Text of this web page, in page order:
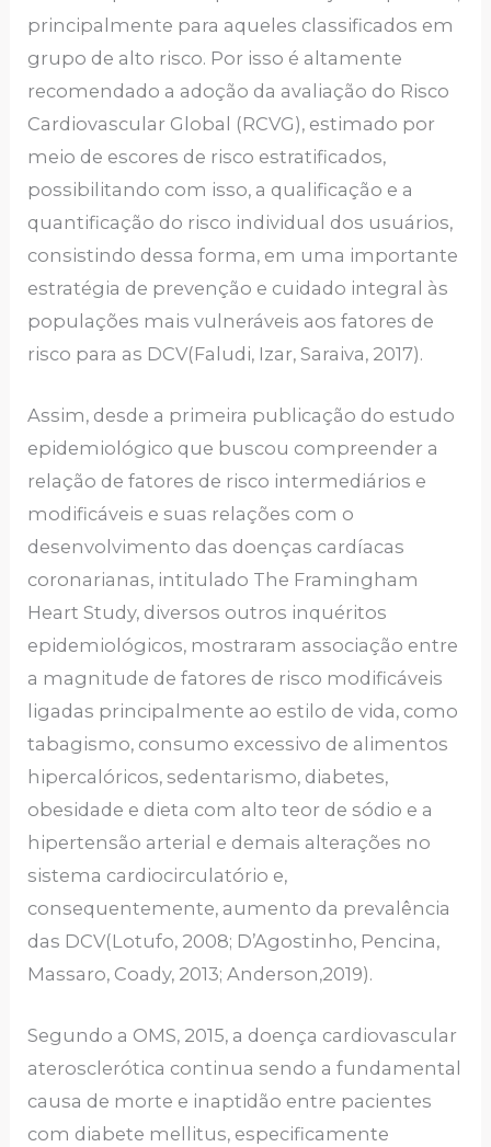
principalmente para aqueles classificados em
grupo de alto risco. Por isso é altamente
recomendado a adoção da avaliação do Risco
Cardiovascular Global (RCVG), estimado por
meio de escores de risco estratificados,
possibilitando com isso, a qualificação e a
quantificação do risco individual dos usuários,
consistindo dessa forma, em uma importante
estratégia de prevenção e cuidado integral às
populações mais vulneráveis aos fatores de
risco para as DCV(Faludi, Izar, Saraiva, 2017).
Assim, desde a primeira publicação do estudo
epidemiológico que buscou compreender a
relação de fatores de risco intermediários e
modificáveis e suas relações com o
desenvolvimento das doenças cardíacas
coronarianas, intitulado The Framingham
Heart Study, diversos outros inquéritos
epidemiológicos, mostraram associação entre
a magnitude de fatores de risco modificáveis
ligadas principalmente ao estilo de vida, como
tabagismo, consumo excessivo de alimentos
hipercalóricos, sedentarismo, diabetes,
obesidade e dieta com alto teor de sódio e a
hipertensão arterial e demais alterações no
sistema cardiocirculatório e,
consequentemente, aumento da prevalência
das DCV(Lotufo, 2008; D’Agostinho, Pencina,
Massaro, Coady, 2013; Anderson,2019).
Segundo a OMS, 2015, a doença cardiovascular
aterosclerótica continua sendo a fundamental
causa de morte e inaptidão entre pacientes
com diabete mellitus, especificamente